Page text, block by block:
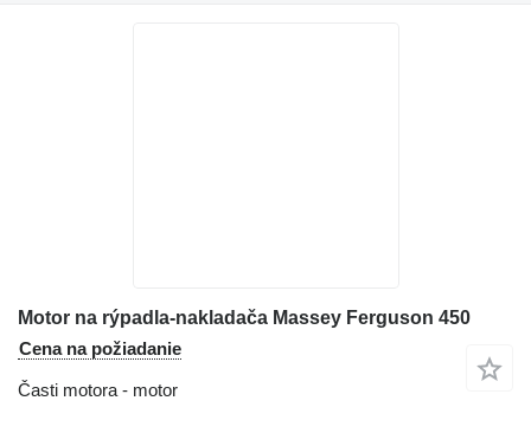
Motor na rýpadla-nakladača Massey Ferguson 450
Cena na požiadanie
Časti motora - motor